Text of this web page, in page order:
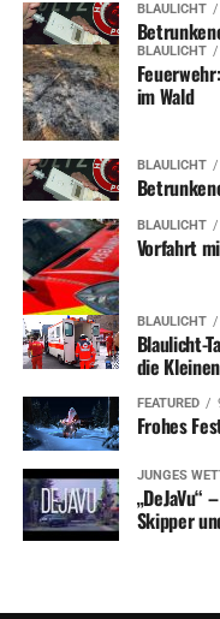
BLAULICHT
BLAULICHT
im Wald
BLAULICHT
BLAULICHT
Vorfahrt
BLAULICHT
Blaulicht-
die Kleinen
FEATURED
Frohes
JUNGES
„DeJaVu“
Skipper